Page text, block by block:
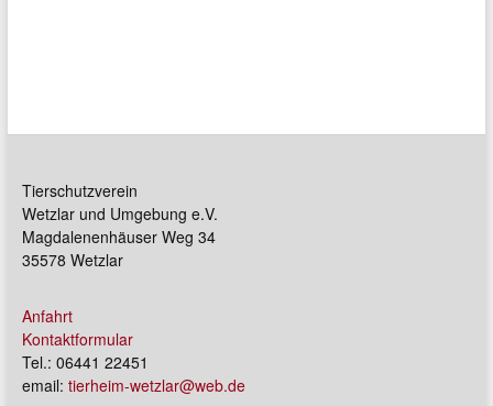
Tierschutzverein
Wetzlar und Umgebung e.V.
Magdalenenhäuser Weg 34
35578 Wetzlar
Anfahrt
Kontaktformular
Tel.: 06441 22451
email: tierheim-wetzlar@web.de